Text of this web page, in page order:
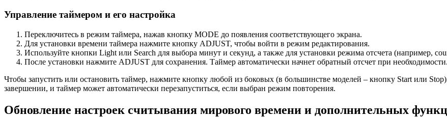
Управление таймером и его настройка
Переключитесь в режим таймера, нажав кнопку MODE до появления соответствующего экрана.
Для установки времени таймера нажмите кнопку ADJUST, чтобы войти в режим редактирования.
Используйте кнопки Light или Search для выбора минут и секунд, а также для установки режима отсчета (например,
После установки нажмите ADJUST для сохранения. Таймер автоматически начнет обратный отсчет при необходимости.
Чтобы запустить или остановить таймер, нажмите кнопку любой из боковых (в большинстве моделей – кнопку Start или
завершении, и таймер может автоматически перезапуститься, если выбран режим повторения.
Обновление настроек считывания мирового времени и дополнительных